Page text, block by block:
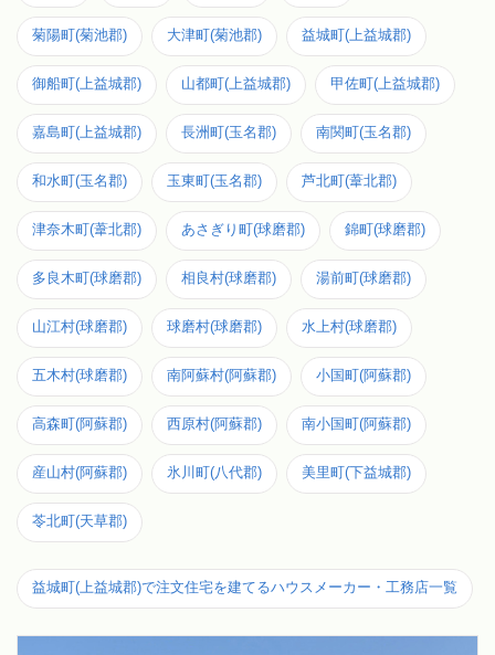
菊陽町(菊池郡) 大津町(菊池郡) 益城町(上益城郡)
御船町(上益城郡) 山都町(上益城郡) 甲佐町(上益城郡)
嘉島町(上益城郡) 長洲町(玉名郡) 南関町(玉名郡)
和水町(玉名郡) 玉東町(玉名郡) 芦北町(葦北郡)
津奈木町(葦北郡) あさぎり町(球磨郡) 錦町(球磨郡)
多良木町(球磨郡) 相良村(球磨郡) 湯前町(球磨郡)
山江村(球磨郡) 球磨村(球磨郡) 水上村(球磨郡)
五木村(球磨郡) 南阿蘇村(阿蘇郡) 小国町(阿蘇郡)
高森町(阿蘇郡) 西原村(阿蘇郡) 南小国町(阿蘇郡)
産山村(阿蘇郡) 氷川町(八代郡) 美里町(下益城郡)
苓北町(天草郡)
益城町(上益城郡)で注文住宅を建てるハウスメーカー・工務店一覧